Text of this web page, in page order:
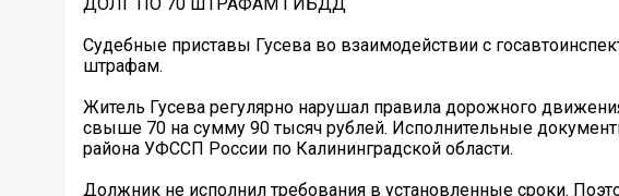
Судебные приставы Гусева во взаимодействии с
штрафам.
Житель Гусева регулярно нарушал правила дорожного
свыше 70 на сумму 90 тысяч рублей. Исполнительные
района УФССП России по Калининградской области.
Должник не исполнил требования в установленные сроки.